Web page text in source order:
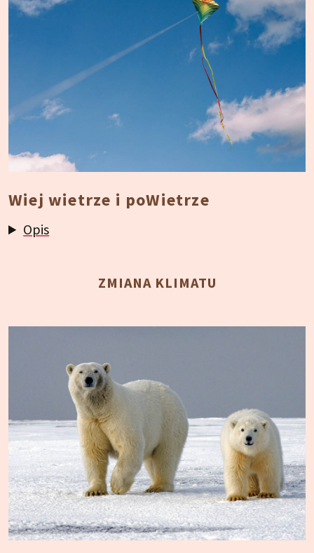
Wiej wietrze i poWietrze
Opis
ZMIANA KLIMATU